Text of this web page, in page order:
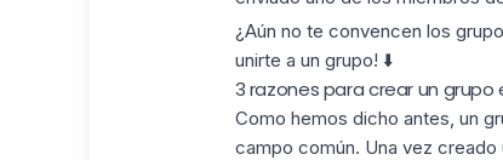
¿Aún no te convencen los
unirte a un grupo! ⬇️
3 razones para crear un grupo
Como hemos dicho antes, un
campo común. Una vez